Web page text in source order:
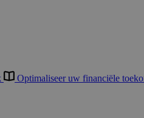
Optimaliseer uw financiële